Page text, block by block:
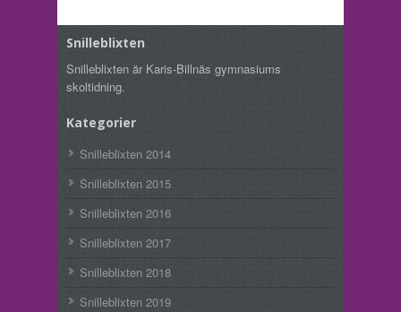
Snilleblixten
Snilleblixten är Karis-Billnäs gymnasiums
skoltidning.
Kategorier
Snilleblixten 2014
Snilleblixten 2015
Snilleblixten 2016
Snilleblixten 2017
Snilleblixten 2018
Snilleblixten 2019